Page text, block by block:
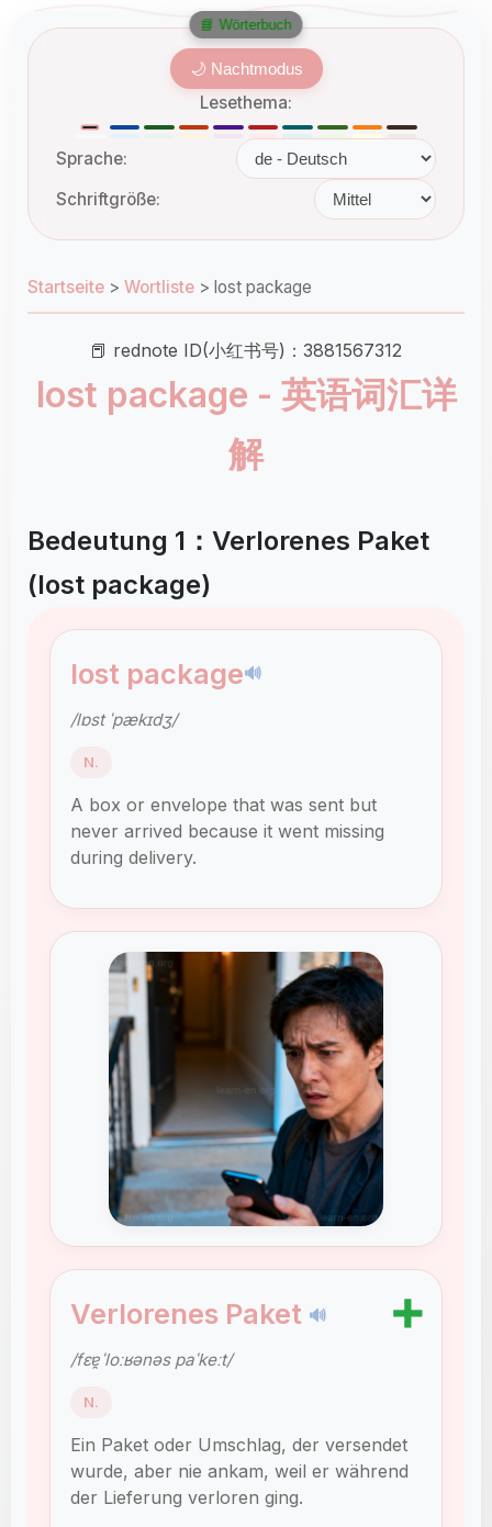
🌙 Nachtmodus
Lesethema:
Sprache:
Schriftgröße:
Startseite > Wortliste > lost package
📕 rednote ID(小红书号)：3881567312
lost package - 英语词汇详
解
Bedeutung 1：Verlorenes Paket
(lost package)
lost package🔊
/lɒst ˈpækɪdʒ/
N.
A box or envelope that was sent but
never arrived because it went missing
during delivery.
Verlorenes Paket 🔊 ➕
/fɛɐ̯ˈloːʁənəs paˈkeːt/
N.
Ein Paket oder Umschlag, der versendet
wurde, aber nie ankam, weil er während
der Lieferung verloren ging.
📘 Wörterbuch